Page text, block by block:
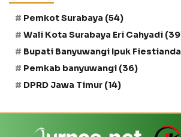
Pemkot Surabaya (54)
Wali Kota Surabaya Eri Cahyadi
Bupati Banyuwangi Ipuk
Pemkab banyuwangi (36)
DPRD Jawa Timur (14)